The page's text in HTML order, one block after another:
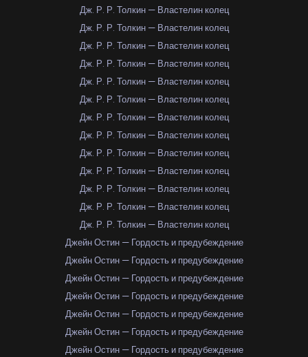
Дж. Р. Р. Толкин — Властелин колец
Дж. Р. Р. Толкин — Властелин колец
Дж. Р. Р. Толкин — Властелин колец
Дж. Р. Р. Толкин — Властелин колец
Дж. Р. Р. Толкин — Властелин колец
Дж. Р. Р. Толкин — Властелин колец
Дж. Р. Р. Толкин — Властелин колец
Дж. Р. Р. Толкин — Властелин колец
Дж. Р. Р. Толкин — Властелин колец
Дж. Р. Р. Толкин — Властелин колец
Дж. Р. Р. Толкин — Властелин колец
Дж. Р. Р. Толкин — Властелин колец
Дж. Р. Р. Толкин — Властелин колец
Джейн Остин — Гордость и предубеждение
Джейн Остин — Гордость и предубеждение
Джейн Остин — Гордость и предубеждение
Джейн Остин — Гордость и предубеждение
Джейн Остин — Гордость и предубеждение
Джейн Остин — Гордость и предубеждение
Джейн Остин — Гордость и предубеждение